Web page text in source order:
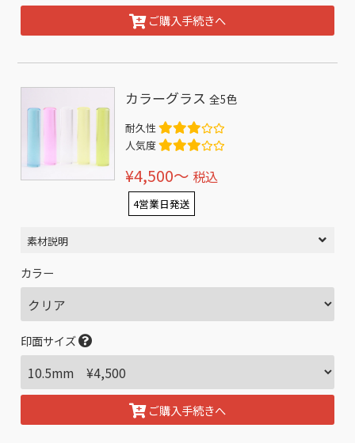
ご購入手続きへ
カラーグラス全5色
耐久性
人気度
¥4,500〜 税込
4営業日発送
素材説明
カラー
印面サイズ
ご購入手続きへ